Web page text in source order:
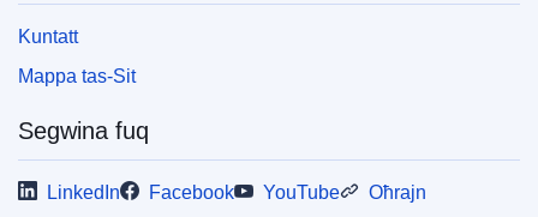
Kuntatt
Mappa tas-Sit
Segwina fuq
LinkedIn Facebook YouTube Oħrajn